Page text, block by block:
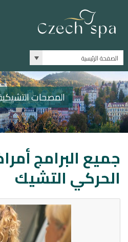
الصفحة الرئيسية
المصحات
جميع البرامج
الحركي التشيك